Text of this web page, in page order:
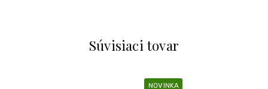
Súvisiaci tovar
NOVINKA